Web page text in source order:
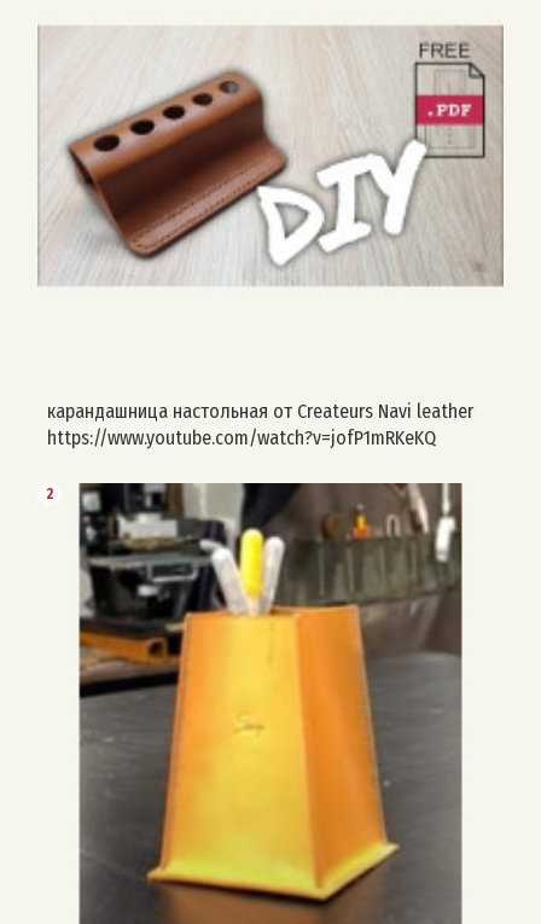
карандашница настольная от Createurs Navi leather
https://www.youtube.com/watch?v=jofP1mRKeKQ
2